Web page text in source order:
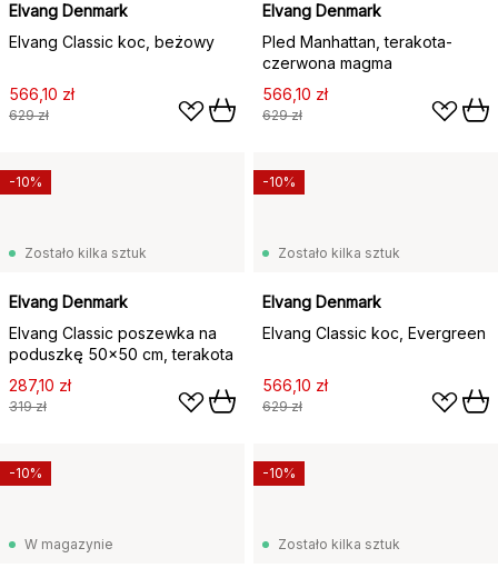
Elvang Denmark
Elvang Classic koc, beżowy
566,10 zł
629 zł
Elvang Denmark
Pled Manhattan, terakota-
czerwona magma
566,10 zł
629 zł
Zostało kilka sztuk
Elvang Denmark
Elvang Classic poszewka na
poduszkę 50x50 cm, terakota
287,10 zł
319 zł
-10%
Zostało kilka sztuk
Elvang Denmark
Elvang Classic koc, Evergreen
566,10 zł
629 zł
-10%
W magazynie
-10%
Zostało kilka sztuk
-10%